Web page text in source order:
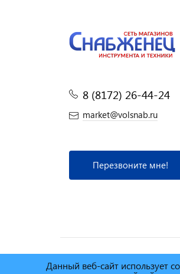
8 (8172) 26-44-24
market@volsnab.ru
Перезвоните мне!
© Сеть магазинов
Данный веб-сайт использует